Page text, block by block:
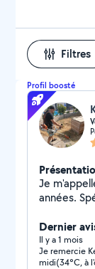
Filtres
Profil boosté
Je m'appelle kevin jardinier
années.
de vie
Dernier
Il y a 1 mois
Je remercie
midi(34°C, à